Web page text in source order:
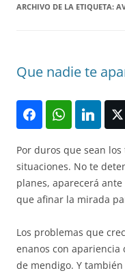
ARCHIVO DE LA ETIQUETA:
Que nadie te
Por duros que sean
situaciones. No te
planes, aparecerá
que afinar la mirada
Los problemas que
enanos con apariencia
de mendigo. Y